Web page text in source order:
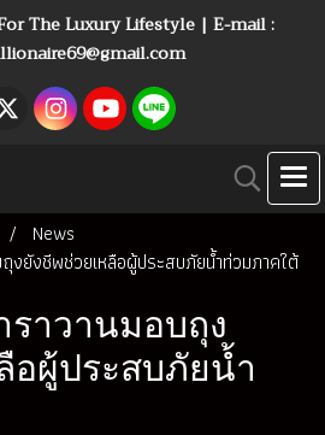
The Luxury Lifestyle | E-mail :
News
ถุงยังชีพช่วยเหลือผู้ประสบภัยน้ำท่วมภาคใต้
ราวานมอบถุง
อผู้ประสบภัยน้ำ